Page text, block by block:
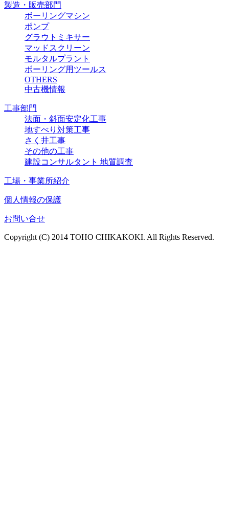
製造・販売部門
ボーリングマシン
ポンプ
グラウトミキサー
マッドスクリーン
モルタルプラント
ボーリング用ツールス
OTHERS
中古機情報
工事部門
法面・斜面安定化工事
地すべり対策工事
さく井工事
その他の工事
建設コンサルタント 地質調査
工場・事業所紹介
個人情報の保護
お問い合せ
Copyright (C) 2014 TOHO CHIKAKOKI. All Rights Reserved.